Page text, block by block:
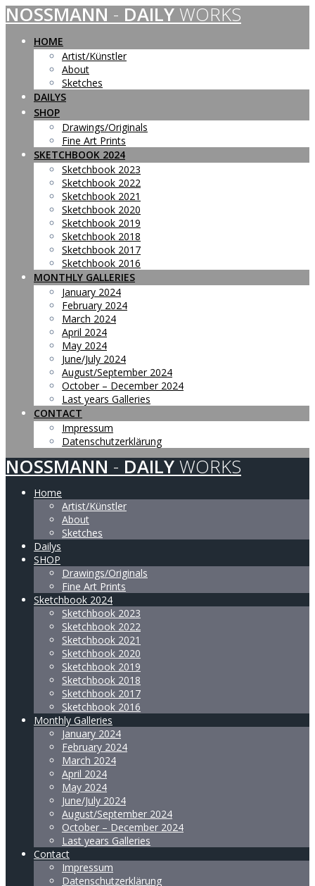
Skip
to
content
NOSSMANN - DAILY WORKS
HOME
Artist/Künstler
About
Sketches
DAILYS
SHOP
Drawings/Originals
Fine Art Prints
SKETCHBOOK 2024
Sketchbook 2023
Sketchbook 2022
Sketchbook 2021
Sketchbook 2020
Sketchbook 2019
Sketchbook 2018
Sketchbook 2017
Sketchbook 2016
MONTHLY GALLERIES
January 2024
February 2024
March 2024
April 2024
May 2024
June/July 2024
August/September 2024
October – December 2024
Last years Galleries
CONTACT
Impressum
Datenschutzerklärung
NOSSMANN - DAILY WORKS
Home
Artist/Künstler
About
Sketches
Dailys
SHOP
Drawings/Originals
Fine Art Prints
Sketchbook 2024
Sketchbook 2023
Sketchbook 2022
Sketchbook 2021
Sketchbook 2020
Sketchbook 2019
Sketchbook 2018
Sketchbook 2017
Sketchbook 2016
Monthly Galleries
January 2024
February 2024
March 2024
April 2024
May 2024
June/July 2024
August/September 2024
October – December 2024
Last years Galleries
Contact
Impressum
Datenschutzerklärung